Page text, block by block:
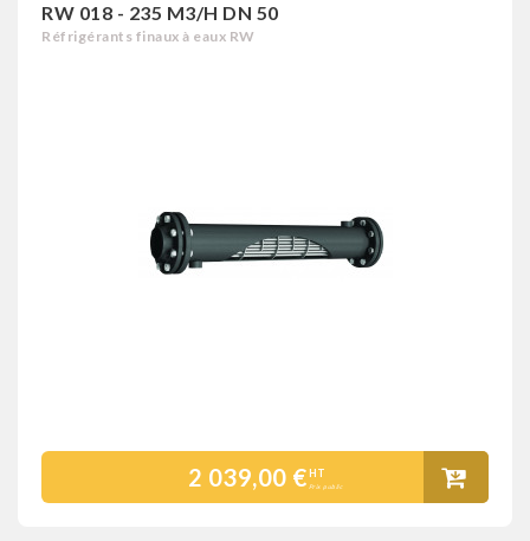
RW 018 - 235 M3/H DN 50
Réfrigérants finaux à eaux RW
2 039,00 €HT
Prix public